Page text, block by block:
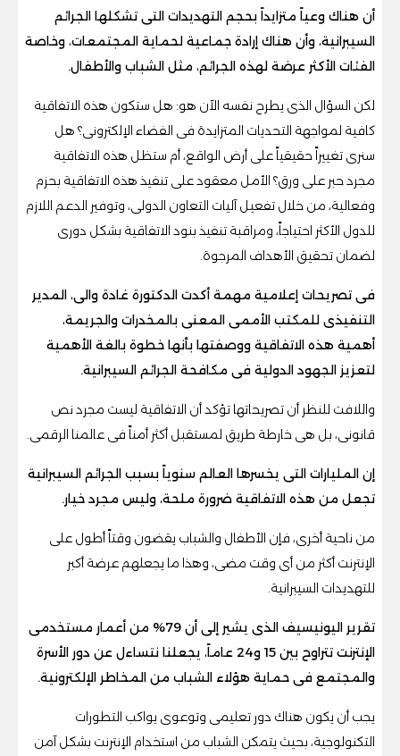
أن هناك وعياً متزايداً بحجم التهديدات التى تشكلها الجرائم
السيبرانية، وأن هناك إرادة جماعية لحماية المجتمعات، وخاصة
الفئات الأكثر عرضة لهذه الجرائم، مثل الشباب والأطفال.
لكن السؤال الذى يطرح نفسه الآن هو: هل ستكون هذه الاتفاقية
كافية لمواجهة التحديات المتزايدة فى الفضاء الإلكترونى؟ هل
سنرى تغييراً حقيقياً على أرض الواقع، أم ستظل هذه الاتفاقية
مجرد حبر على ورق؟ الأمل معقود على تنفيذ هذه الاتفاقية بحزم
وفعالية، من خلال تفعيل آليات التعاون الدولى، وتوفير الدعم اللازم
للدول الأكثر احتياجاً، ومراقبة تنفيذ بنود الاتفاقية بشكل دورى
لضمان تحقيق الأهداف المرجوة.
فى تصريحات إعلامية مهمة أكدت الدكتورة غادة والى، المدير
التنفيذى للمكتب الأممى المعنى بالمخدرات والجريمة،
أهمية هذه الاتفاقية ووصفتها بأنها خطوة بالغة الأهمية
لتعزيز الجهود الدولية فى مكافحة الجرائم السيبرانية.
واللافت للنظر أن تصريحاتها تؤكد أن الاتفاقية ليست مجرد نص
قانونى، بل هى خارطة طريق لمستقبل أكثر أمناً فى عالمنا الرقمى.
إن المليارات التى يخسرها العالم سنوياً بسبب الجرائم السيبرانية
تجعل من هذه الاتفاقية ضرورة ملحة، وليس مجرد خيار.
من ناحية أخرى، فإن الأطفال والشباب يقضون وقتاً أطول على
الإنترنت أكثر من أى وقت مضى، وهذا ما يجعلهم عرضة أكبر
للتهديدات السيبرانية.
تقرير اليونيسيف الذى يشير إلى أن 79% من أعمار مستخدمى
الإنترنت تتراوح بين 15 و24 عاماً، يجعلنا نتساءل عن دور الأسرة
والمجتمع فى حماية هؤلاء الشباب من المخاطر الإلكترونية.
يجب أن يكون هناك دور تعليمى وتوعوى يواكب التطورات
التكنولوجية، بحيث يتمكن الشباب من استخدام الإنترنت بشكل آمن